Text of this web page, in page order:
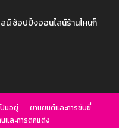
น์ ช้อปปิ้งออนไลน์ร้านไหนก็
นอยู่
ยานยนต์และการขับขี่
และการตกแต่ง